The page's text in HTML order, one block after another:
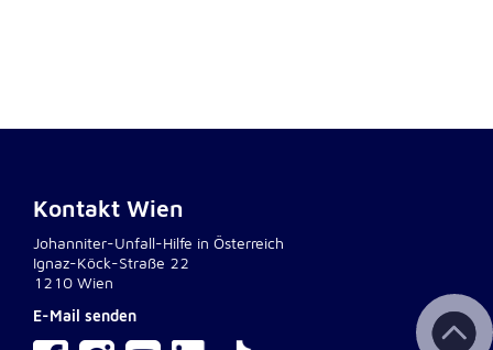
Kontakt Wien
Johanniter-Unfall-Hilfe in Österreich
Ignaz-Köck-Straße 22
1210 Wien
E-Mail senden